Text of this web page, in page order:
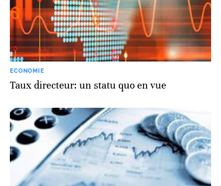
ECONOMIE
Taux directeur: un statu quo en vue